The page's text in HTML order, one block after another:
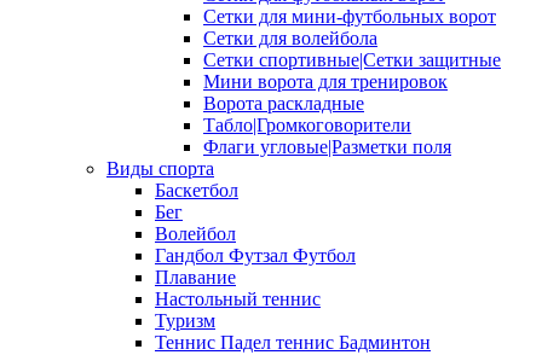
Сетки для мини-футбольных ворот
Сетки для волейбола
Сетки спортивные|Сетки защитные
Мини ворота для тренировок
Ворота раскладные
Табло|Громкоговорители
Флаги угловые|Разметки поля
Виды спорта
Баскетбол
Бег
Волейбол
Гандбол Футзал Футбол
Плавание
Настольный теннис
Туризм
Теннис Падел теннис Бадминтон